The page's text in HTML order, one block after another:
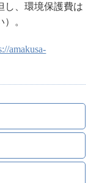
、環境保護費は
。
amakusa-